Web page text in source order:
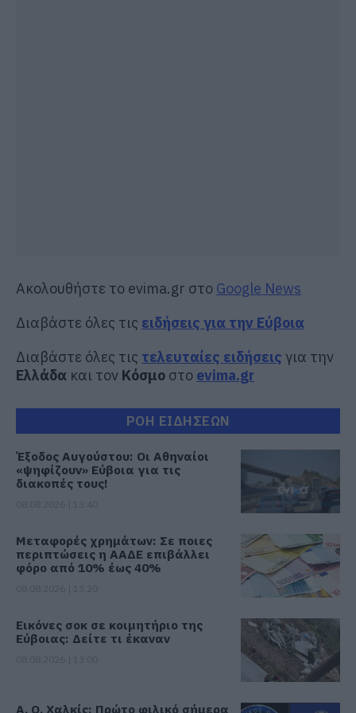
Ακολουθήστε το evima.gr στο Google News
Διαβάστε όλες τις ειδήσεις για την Εύβοια
Διαβάστε όλες τις τελευταίες ειδήσεις για την
Ελλάδα και τον Κόσμο στο evima.gr
ΡΟΗ ΕΙΔΗΣΕΩΝ
Έξοδος Αυγούστου: Οι Αθηναίοι
«ψηφίζουν» Εύβοια για τις
διακοπές τους!
Μεταφορές χρημάτων: Σε ποιες
περιπτώσεις η ΑΑΔΕ επιβάλλει
φόρο από 10% έως 40%
Εικόνες σοκ σε κοιμητήριο της
Εύβοιας: Δείτε τι έκαναν
Α. Ο. Χαλκίς: Πρώτο φιλικό σήμερα